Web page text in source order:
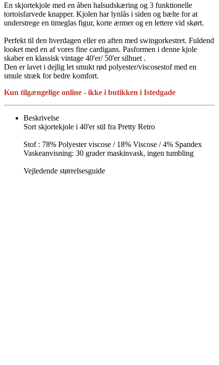
En skjortekjole med en åben halsudskæring og 3 funktionelle
tortoisfarvede knapper. Kjolen har lynlås i siden og bælte for at
understrege en timeglas figur, korte ærmer og en lettere vid skørt.
Perfekt til den hverdagen eller en aften med swingorkestret. Fuldend
looket med en af vores fine cardigans. Pasformen i denne kjole
skaber en klassisk vintage 40'er/ 50'er silhuet .
Den er lavet i dejlig let smukt rød polyester/viscosestof med en
smule stræk for bedre komfort.
Kun tilgængelige online - ikke i butikken i Istedgade
Beskrivelse
Sort skjortekjole i 40'er stil fra Pretty Retro
Stof : 78% Polyester viscose / 18% Viscose / 4% Spandex
Vaskeanvisning: 30 grader maskinvask, ingen tumbling
Vejledende størrelsesguide